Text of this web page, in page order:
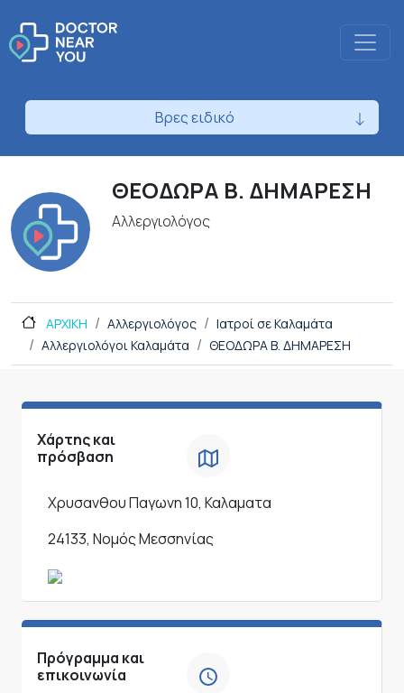
Βρες ειδικό
ΘΕΟΔΩΡΑ Β. ΔΗΜΑΡΕΣΗ
Αλλεργιολόγος
ΑΡΧΙΚΗ Αλλεργιολόγος
Ιατροί σε Καλαμάτα
Αλλεργιολόγοι Καλαμάτα
ΘΕΟΔΩΡΑ Β. ΔΗΜΑΡΕΣΗ
Χάρτης και
πρόσβαση
Χρυσανθου Παγωνη 10, Καλαματα
24133, Νομός Μεσσηνίας
Πρόγραμμα και
επικοινωνία